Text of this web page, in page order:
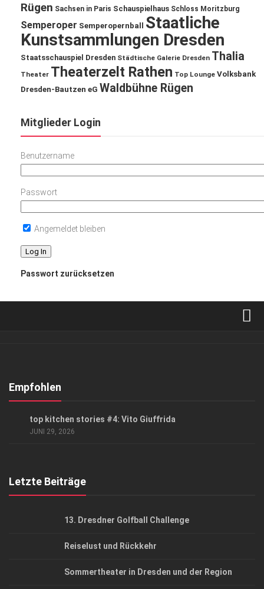
Rügen Sachsen in Paris Schauspielhaus Schloss Moritzburg
Semperoper Semperopernball
Staatliche
Kunstsammlungen Dresden
Staatsschauspiel Dresden Städtische Galerie Dresden Thalia
Theater Theaterzelt Rathen Top Lounge Volksbank
Dresden-Bautzen eG Waldbühne Rügen
Mitglieder Login
Benutzername
Passwort
Angemeldet bleiben
Passwort zurücksetzen
Kontakt, Impressum
Empfohlen
top kitchen stories #4: Vito Giuffrida
JUNI 29, 2026
Letzte Beiträge
13. Dresdner Golfball Challenge
Reiselust und Rückkehr
Sommertheater in Dresden und der Region